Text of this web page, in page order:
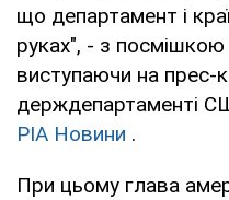
що департамент і
руках", - з
виступаючи на прес-
держдепартаменті
РІА Новини .
При цьому глава